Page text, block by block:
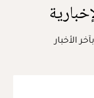
الأخبار